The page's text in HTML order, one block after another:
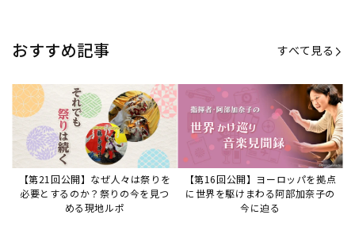
おすすめ記事 すべて見る
【第21回公開】なぜ人々は祭りを
必要とするのか？祭りの今を見つ
める現地ルポ
【第16回公開】ヨーロッパを拠点
に世界を駆けまわる阿部加奈子の
今に迫る